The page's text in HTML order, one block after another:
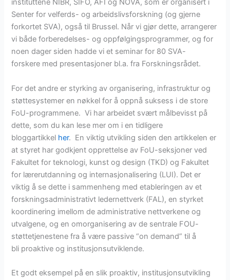
instituttene NIBR, SIFO, AFI og NOVA, som er organisert i
Senter for velferds- og arbeidslivsforskning (og gjerne
forkortet SVA), også til Brussel. Når vi gjør dette, arrangerer
vi både forberedelses- og oppfølgingsprogrammer, og for
noen dager siden hadde vi et seminar for 80 SVA-
forskere med presentasjoner bl.a. fra Forskningsrådet.
For det andre er styrking av organisering, infrastruktur og
støttesystemer en nøkkel for å oppnå suksess i de store
FoU-programmene. Vi har arbeidet svært målbevisst på
dette, som du kan lese mer om i en tidligere
bloggartikkel her. En viktig utvikling siden den artikkelen er
at styret har godkjent opprettelse av FoU-seksjoner ved
Fakultet for teknologi, kunst og design (TKD) og Fakultet
for lærerutdanning og internasjonalisering (LUI). Det er
viktig å se dette i sammenheng med etableringen av et
forskningsadministrativt ledernettverk (FAL), en styrket
koordinering imellom de administrative nettverkene og
utvalgene, og en omorganisering av de sentrale FOU-
støttetjenestene fra å være passive “on demand” til å
bli proaktive og institusjonsutviklende.
Et godt eksempel på en slik proaktiv, institusjonsutvikling